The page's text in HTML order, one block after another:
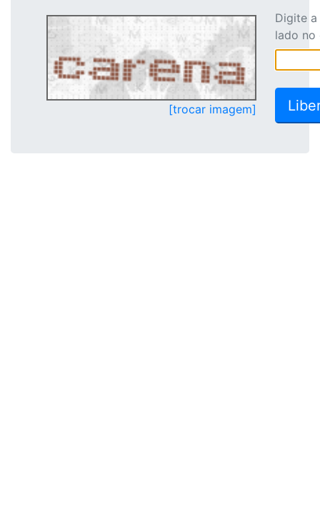
[trocar imagem]
Digite
lado no